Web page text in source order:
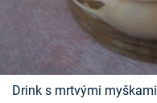
Drink s mrtvými myškami